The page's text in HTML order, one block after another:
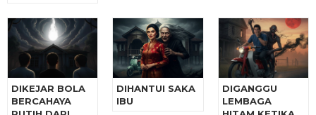
DIKEJAR BOLA
BERCAHAYA
DIHANTUI SAKA
IBU
DIGANGGU
LEMBAGA